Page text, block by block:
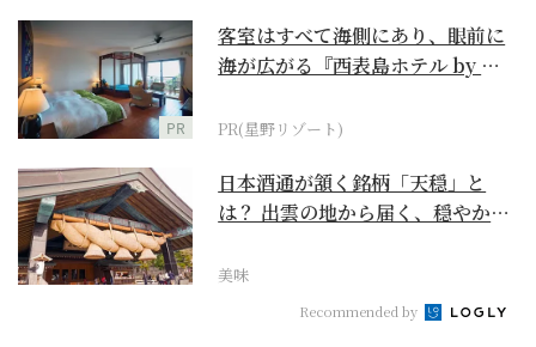
PR
客室はすべて海側にあり、眼前に
海が広がる『西表島ホテル by 星
PR(星野リゾート)
日本酒通が頷く銘柄「天穏」と
は？ 出雲の地から届く、穏やかで
美味
Recommended by